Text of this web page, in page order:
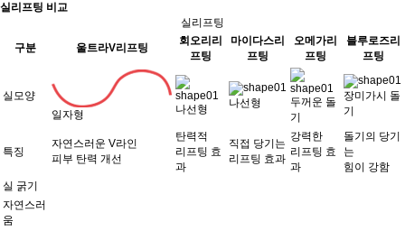
실리프팅 비교
실리프팅
구분
울트라V리프팅
회오리리
프팅
마이다스리
프팅
오메가리
프팅
블루로즈리
프팅
실모양
일자형
나선형 나선형
두꺼운 돌
기
장미가시 돌
기
특징
자연스러운 V라인
피부 탄력 개선
탄력적
리프팅 효
과
직접 당기는
리프팅 효과
강력한
리프팅 효
과
돌기의 당기
는
힘이 강함
실 굵기
자연스러
움